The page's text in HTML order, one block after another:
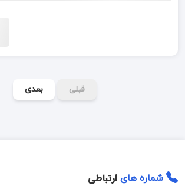
قبلی بعدی
شماره های ارتباطی